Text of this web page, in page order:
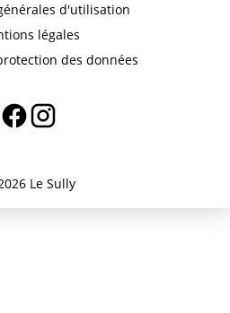
d'utilisation
légales
des données
Le Sully